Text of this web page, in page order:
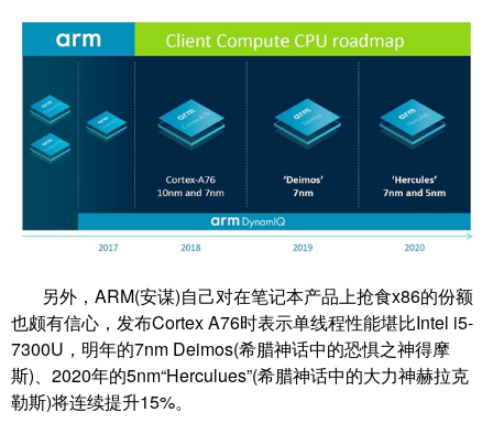
另外，ARM(安谋)自己对在笔记本产品上抢食x86的份额
也颇有信心，发布Cortex A76时表示单线程性能堪比Intel i5-
7300U，明年的7nm Deimos(希腊神话中的恐惧之神得摩
斯)、2020年的5nm“Herculues”(希腊神话中的大力神赫拉克
勒斯)将连续提升15%。